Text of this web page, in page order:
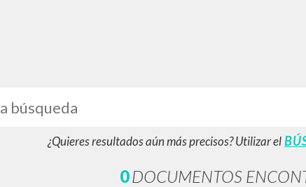
¿Quieres resultados aún más precisos? Utilizar el
0DOCUMENTOS